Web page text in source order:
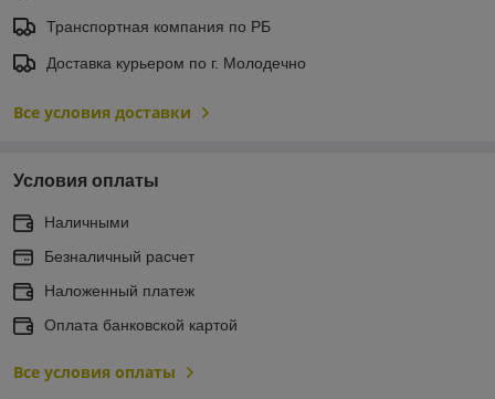
Транспортная компания по РБ
Доставка курьером по г. Молодечно
Все условия доставки
Условия оплаты
Наличными
Безналичный расчет
Наложенный платеж
Оплата банковской картой
Все условия оплаты